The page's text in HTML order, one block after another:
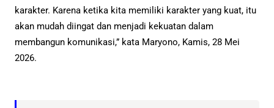
karakter. Karena ketika kita memiliki karakter yang kuat, itu
akan mudah diingat dan menjadi kekuatan dalam
membangun komunikasi,” kata Maryono, Kamis, 28 Mei
2026.